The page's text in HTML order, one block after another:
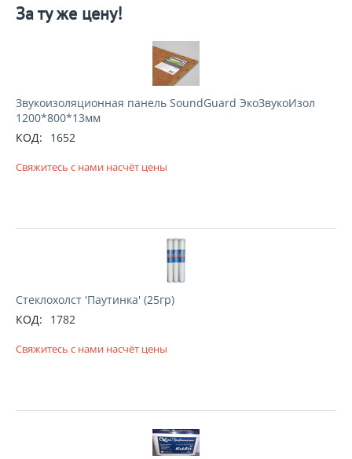
За ту же цену!
Звукоизоляционная панель SoundGuard ЭкоЗвукоИзол
1200*800*13мм
КОД:
1652
Свяжитесь с нами насчёт цены
Стеклохолст 'Паутинка' (25гр)
КОД:
1782
Свяжитесь с нами насчёт цены